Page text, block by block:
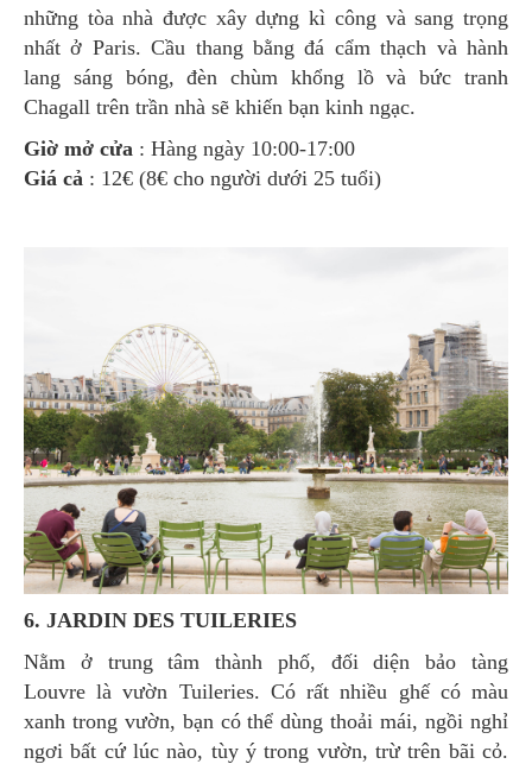
những tòa nhà được xây dựng kì công và sang trọng
nhất ở Paris. Cầu thang bằng đá cẩm thạch và hành
lang sáng bóng, đèn chùm khổng lồ và bức tranh
Chagall trên trần nhà sẽ khiến bạn kinh ngạc.
Giờ mở cửa : Hàng ngày 10:00-17:00
Giá cả : 12€ (8€ cho người dưới 25 tuổi)
6. JARDIN DES TUILERIES
Nằm ở trung tâm thành phố, đối diện bảo tàng
Louvre là vườn Tuileries. Có rất nhiều ghế có màu
xanh trong vườn, bạn có thể dùng thoải mái, ngồi nghỉ
ngơi bất cứ lúc nào, tùy ý trong vườn, trừ trên bãi cỏ.